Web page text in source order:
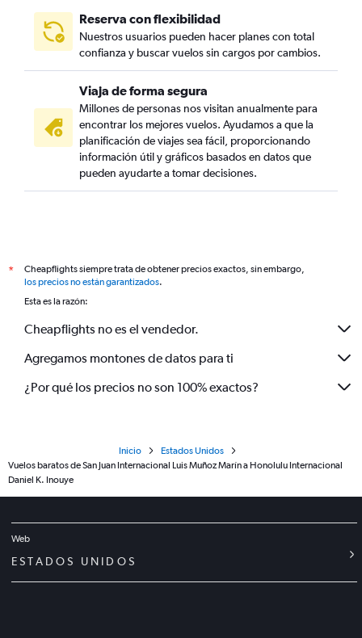
Reserva con flexibilidad
Nuestros usuarios pueden hacer planes con total
confianza y buscar vuelos sin cargos por cambios.
Viaja de forma segura
Millones de personas nos visitan anualmente para
encontrar los mejores vuelos. Ayudamos a que la
planificación de viajes sea fácil, proporcionando
información útil y gráficos basados en datos que
pueden ayudarte a tomar decisiones.
*
Cheapflights siempre trata de obtener precios exactos, sin embargo,
los precios no están garantizados.
Esta es la razón:
Cheapflights no es el vendedor.
Agregamos montones de datos para ti
¿Por qué los precios no son 100% exactos?
Inicio
Estados Unidos
Vuelos baratos de San Juan Internacional Luis Muñoz Marín a Honolulu Internacional
Daniel K. Inouye
Web
ESTADOS UNIDOS